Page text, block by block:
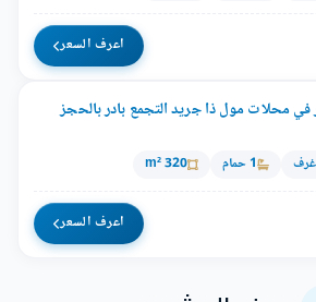
اعرف السعر
في محلات مول ذا جريد التجمع بادر بالحجز
1 حمام 320 m²
اعرف السعر